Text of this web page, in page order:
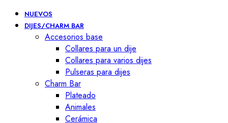
NUEVOS
DIJES/CHARM BAR
Accesorios base
Collares para un dije
Collares para varios dijes
Pulseras para dijes
Charm Bar
Plateado
Animales
Cerámica